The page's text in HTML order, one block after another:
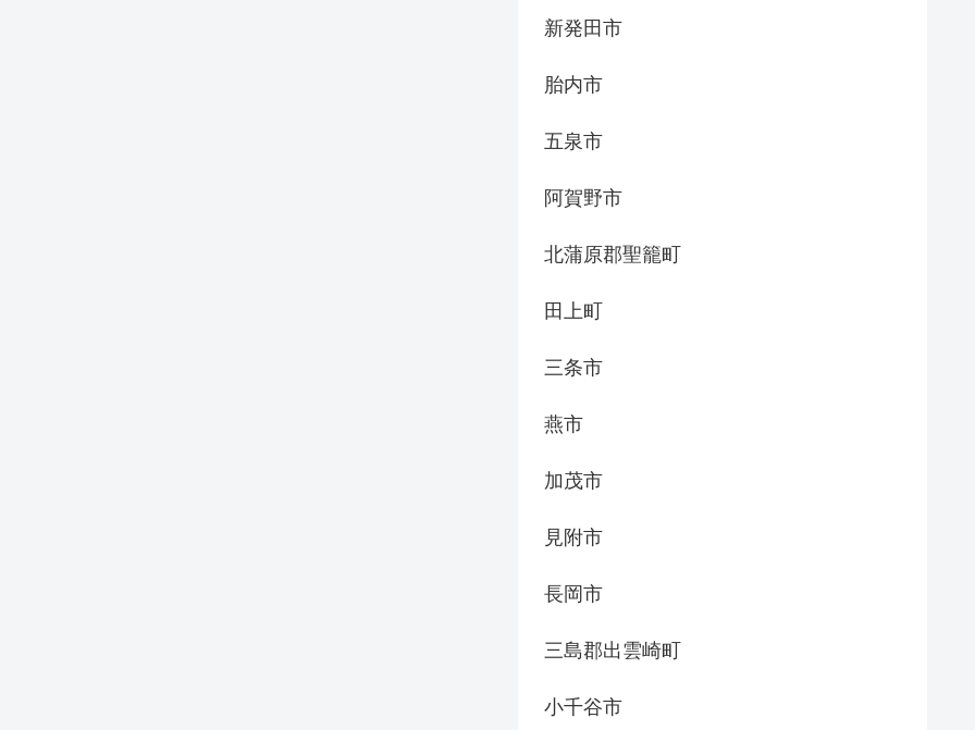
新発田市
胎内市
五泉市
阿賀野市
北蒲原郡聖籠町
田上町
三条市
燕市
加茂市
見附市
長岡市
三島郡出雲崎町
小千谷市